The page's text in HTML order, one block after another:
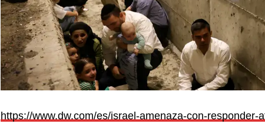
https://www.dw.com/es/israel-amenaza-con-